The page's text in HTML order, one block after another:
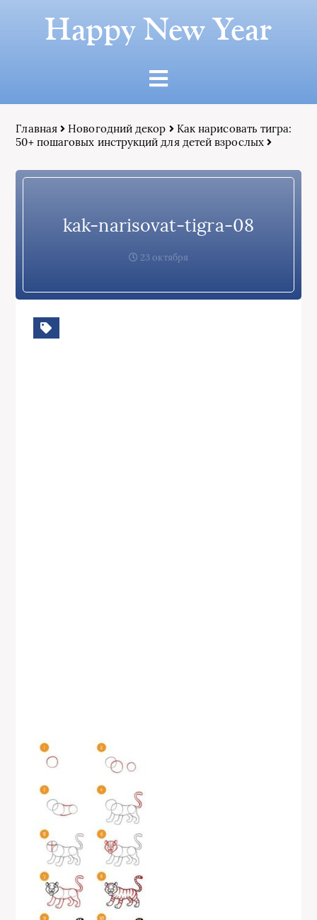
Happy New Year
Главная Новогодний декор
Как нарисовать тигра:
50+ пошаговых инструкций для детей взрослых
kak-narisovat-tigra-08
23 октября